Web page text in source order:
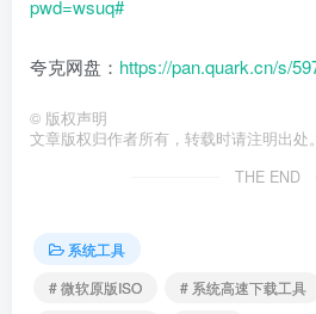
pwd=wsuq#
夸克网盘： https://pan.quark.cn/s/
© 版权声明
文章版权归作者所有，转载时请注明出处。
THE END
系统工具
# 微软原版ISO
# 系统高速下载工具